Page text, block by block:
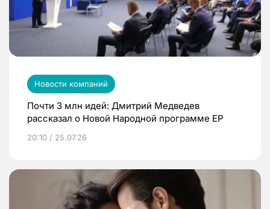
Новости компаний
Почти 3 млн идей: Дмитрий Медведев
рассказал о Новой Народной программе ЕР
20:10 / 25.07.26